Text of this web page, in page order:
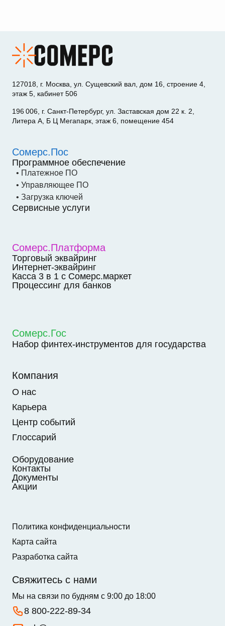
127018, г. Москва, ул. Сущевский вал, дом 16, строение 4,
этаж 5, кабинет 506
196 006, г. Санкт-Петербург, ул. Заставская дом 22 к. 2,
Литера А, Б Ц Мегапарк, этаж 6, помещение 454
Сомерс.Пос
Программное обеспечение
• Платежное ПО
• Управляющее ПО
• Загрузка ключей
Сервисные услуги
Сомерс.Платформа
Торговый эквайринг
Интернет-эквайринг
Касса 3 в 1 с Сомерс.маркет
Процессинг для банков
Сомерс.Гос
Набор финтех-инструментов для государства
Глоссарий
Центр событий
Карьера
О нас
Компания
Оборудование
Контакты
Документы
Акции
Свяжитесь с нами
Мы на связи по будням с 9:00 до 18:00
8 800-222-89-34
Политика конфиденциальности
Разработка сайта
Карта сайта